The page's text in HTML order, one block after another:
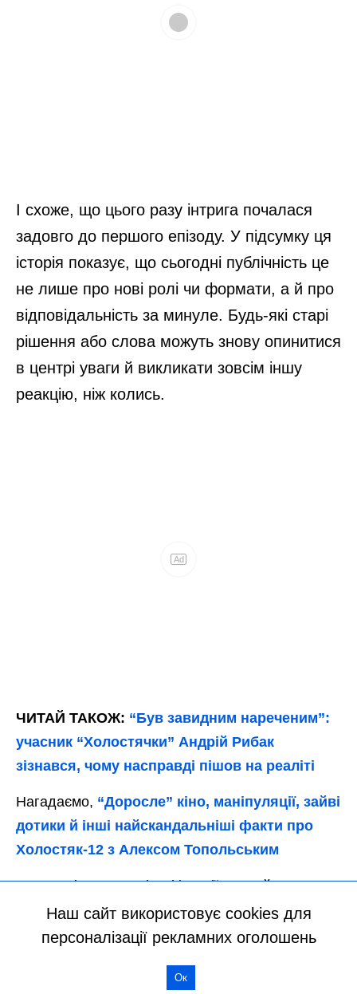
Наш сайт використовує cookies для
персоналізації рекламних оголошень
Ок